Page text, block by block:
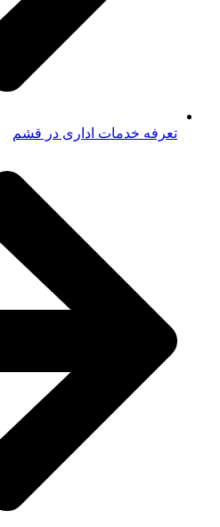
تعرفه خدمات اداری در قشم